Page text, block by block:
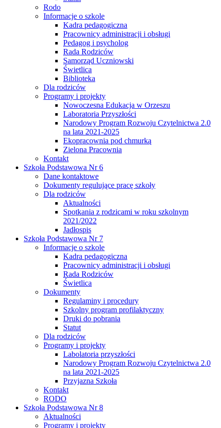
Rodo
Informacje o szkole
Kadra pedagogiczna
Pracownicy administracji i obsługi
Pedagog i psycholog
Rada Rodziców
Samorząd Uczniowski
Świetlica
Biblioteka
Dla rodziców
Programy i projekty
Nowoczesna Edukacja w Orzeszu
Laboratoria Przyszłości
Narodowy Program Rozwoju Czytelnictwa 2.0
na lata 2021-2025
Ekopracownia pod chmurką
Zielona Pracownia
Kontakt
Szkoła Podstawowa Nr 6
Dane kontaktowe
Dokumenty regulujące pracę szkoły
Dla rodziców
Aktualności
Spotkania z rodzicami w roku szkolnym
2021/2022
Jadłospis
Szkoła Podstawowa Nr 7
Informacje o szkole
Kadra pedagogiczna
Pracownicy administracji i obsługi
Rada Rodziców
Świetlica
Dokumenty
Regulaminy i procedury
Szkolny program profilaktyczny
Druki do pobrania
Statut
Dla rodziców
Programy i projekty
Labolatoria przyszłości
Narodowy Program Rozwoju Czytelnictwa 2.0
na lata 2021-2025
Przyjazna Szkoła
Kontakt
RODO
Szkoła Podstawowa Nr 8
Aktualności
Programy i projekty